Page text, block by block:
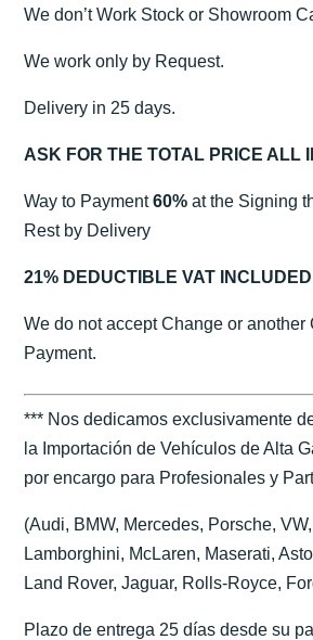
We don’t Work Stock or Showroom
We work only by Request.
Delivery in 25 days.
ASK FOR THE TOTAL PRICE ALL
Way to Payment60% at the Signing
Rest by Delivery
21% DEDUCTIBLE VAT INCLUDED
We do not accept Change or another
Payment.
*** Nos dedicamos exclusivamente
la Importación de Vehículos de Alta
por encargo para Profesionales y
(Audi, BMW, Mercedes, Porsche,
Lamborghini, McLaren, Maserati,
Land Rover, Jaguar, Rolls-Royce,
Plazo de entrega 25 días desde su